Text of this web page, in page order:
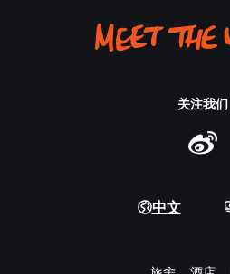
关注我们
中文